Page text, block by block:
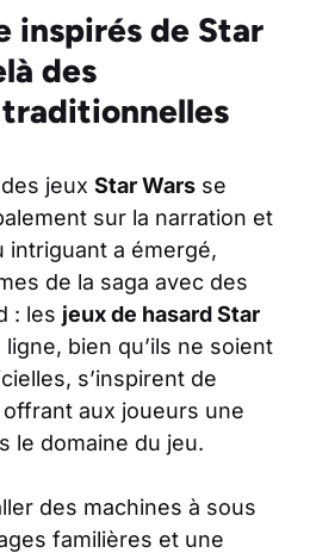
inspirés de Star
des
jeux Star Wars se
sur la narration et
intriguant a émergé,
de la saga avec des
: les jeux de hasard Star
bien qu’ils ne soient
s’inspirent de
offrant aux joueurs une
le domaine du jeu.
des machines à sous
familières et une